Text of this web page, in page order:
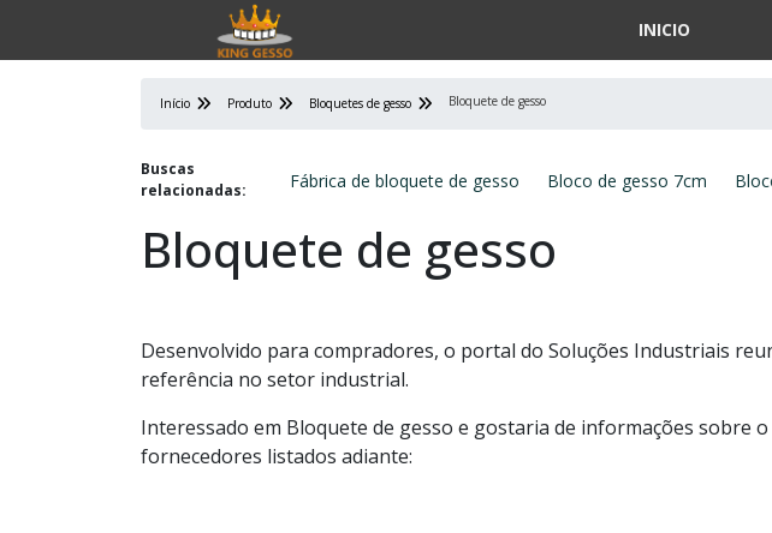
INICIO
Início Produto Bloquetes de gesso Bloquete de gesso
Buscas
relacionadas:
Fábrica de bloquete de gesso Bloco de gesso 7cm
Bloquete de gesso
Desenvolvido para compradores, o portal do Soluções Industriais
referência no setor industrial.
Interessado em Bloquete de gesso e gostaria de informações sobre
fornecedores listados adiante: